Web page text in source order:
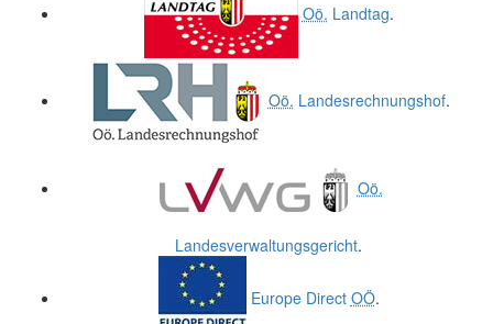
Oö. Landtag.
Oö. Landesrechnungshof.
Oö.
Landesverwaltungsgericht.
Europe Direct OÖ.